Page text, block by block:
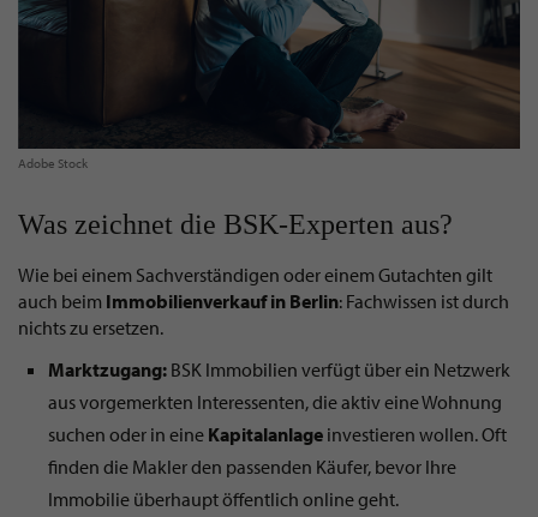
Adobe Stock
Was zeichnet die BSK-Experten aus?
Wie bei einem Sachverständigen oder einem Gutachten gilt
auch beim Immobilienverkauf in Berlin: Fachwissen ist durch
nichts zu ersetzen.
Marktzugang: BSK Immobilien verfügt über ein Netzwerk
aus vorgemerkten Interessenten, die aktiv eine Wohnung
suchen oder in eine Kapitalanlage investieren wollen. Oft
finden die Makler den passenden Käufer, bevor Ihre
Immobilie überhaupt öffentlich online geht.